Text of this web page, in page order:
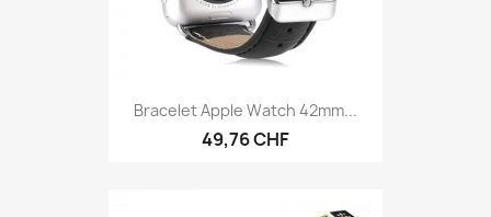
Bracelet Apple Watch 42mm...
49,76 CHF